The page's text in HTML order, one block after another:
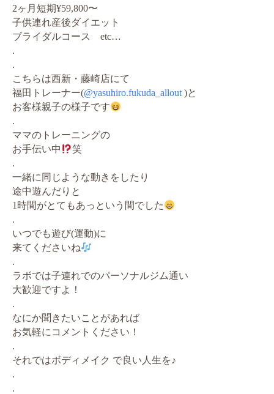
2ヶ月短期¥59,800〜
子供連れ産後ダイエット
ブライダルコース etc…
.
.
こちらは西新・藤崎店にて
福田トレーナー(@yasuhiro.fukuda_allout )と
お客様親子の様子です
.
ママのトレーニングの
お手伝い中
笑
.
一緒に同じような動きをしたり
途中遊んだりと
1時間がとてもあっという間でした
.
いつでも遊び(運動)に
来てくださいね
.
ラボでは子連れでのパーソナルジム通い
大歓迎ですよ！
.
なにか聞きたいことがあれば
お気軽にコメントください！
.
それではボディメイク で良い人生を♪
.
.